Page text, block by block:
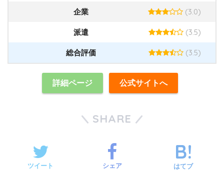
企業 (3.0)
派遣 (3.5)
総合評価 (3.5)
詳細ページ 公式サイトへ
SHARE
ツイート シェア はてブ